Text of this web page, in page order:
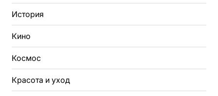
История
Кино
Космос
Красота и уход